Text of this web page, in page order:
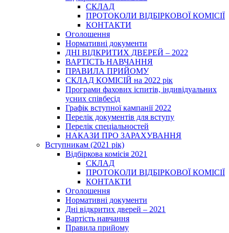
СКЛАД
ПРОТОКОЛИ ВІДБІРКОВОЇ КОМІСІЇ
КОНТАКТИ
Оголошення
Нормативні документи
ДНІ ВІДКРИТИХ ДВЕРЕЙ – 2022
ВАРТІСТЬ НАВЧАННЯ
ПРАВИЛА ПРИЙОМУ
СКЛАД КОМІСІЙ на 2022 рік
Програми фахових іспитів, індивідуальних
усних співбесід
Графік вступної кампанії 2022
Перелік документів для вступу
Перелік спеціальностей
НАКАЗИ ПРО ЗАРАХУВАННЯ
Вступникам (2021 рік)
Відбіркова комісія 2021
СКЛАД
ПРОТОКОЛИ ВІДБІРКОВОЇ КОМІСІЇ
КОНТАКТИ
Оголошення
Нормативні документи
Дні відкритих дверей – 2021
Вартість навчання
Правила прийому